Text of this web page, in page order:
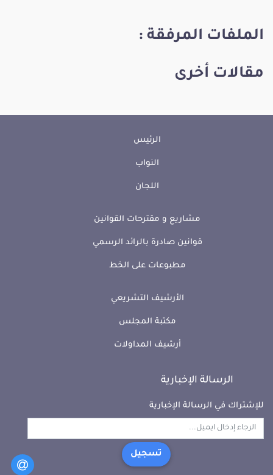
الملفات المرفقة :
مقالات أخرى
الرئيس
النواب
اللجان
مشاريع و مقترحات القوانين
قوانين صادرة بالرائد الرسمي
مطبوعات على الخط
الأرشيف التشريعي
مكتبة المجلس
أرشيف المداولات
الرسالة الإخبارية
للإشتراك في الرسالة الإخبارية
تسجيل